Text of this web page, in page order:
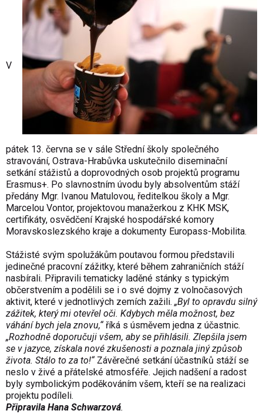
V
pátek 13. června se v sále Střední školy společného
stravování, Ostrava-Hrabůvka uskutečnilo diseminační
setkání stážistů a doprovodných osob projektů programu
Erasmus+. Po slavnostním úvodu byly absolventům stáží
předány Mgr. Ivanou Matulovou, ředitelkou školy a Mgr.
Marcelou Vontor, projektovou manažerkou z KHK MSK,
certifikáty, osvědčení Krajské hospodářské komory
Moravskoslezského kraje a dokumenty Europass-Mobilita.
Stážisté svým spolužákům poutavou formou představili
jedinečné pracovní zážitky, které během zahraničních stáží
nasbírali. Připravili tematicky laděné stánky s typickým
občerstvením a podělili se i o své dojmy z volnočasových
aktivit, které v jednotlivých zemích zažili. „Byl to opravdu silný
zážitek, který mi otevřel oči. Kdybych měla možnost, bez
váhání bych jela znovu,“ říká s úsměvem jedna z účastnic.
„Rozhodně doporučuji všem, aby se přihlásili. Zlepšila jsem
se v jazyce, získala nové zkušenosti a poznala jiný způsob
života. Stálo to za to!“ Závěrečné setkání účastníků stáží se
neslo v živé a přátelské atmosféře. Jejich nadšení a radost
byly symbolickým poděkováním všem, kteří se na realizaci
projektu podíleli.
Připravila Hana Schwarzová.